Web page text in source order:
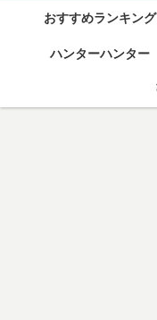
おすすめランキング
ハンターハンター